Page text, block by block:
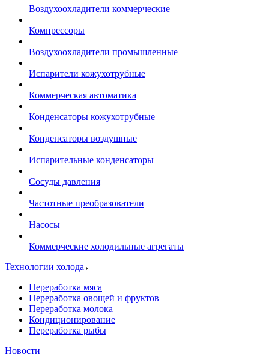
Воздухоохладители коммерческие
Компрессоры
Воздухоохладители промышленные
Испарители кожухотрубные
Коммерческая автоматика
Конденсаторы кожухотрубные
Конденсаторы воздушные
Испарительные конденсаторы
Сосуды давления
Частотные преобразователи
Насосы
Коммерческие холодильные агрегаты
Технологии холода
Переработка мяса
Переработка овощей и фруктов
Переработка молока
Кондиционирование
Переработка рыбы
Новости